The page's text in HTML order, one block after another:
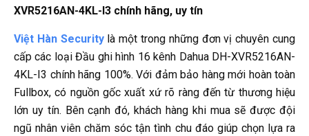
XVR5216AN-4KL-I3 chính hãng, uy tín
Việt Hàn Securitylà một trong những đơn vị chuyên cung
cấp các loại Đầu ghi hình 16 kênh Dahua DH-XVR5216AN-
4KL-I3 chính hãng 100%. Với đảm bảo hàng mới hoàn toàn
Fullbox, có nguồn gốc xuất xứ rõ ràng đến từ thương hiệu
lớn uy tín. Bên cạnh đó, khách hàng khi mua sẽ được đội
ngũ nhân viên chăm sóc tận tình chu đáo giúp chọn lựa ra